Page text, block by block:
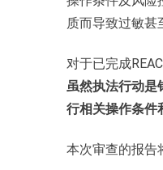
质而导致过敏甚
对于已完成
虽然执法行动是
行相关操作条件
本次审查的报告